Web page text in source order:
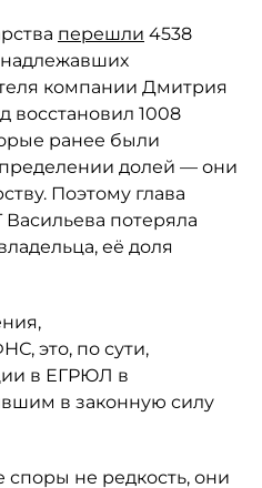
перешли 4538
компании Дмитрия
восстановил 1008
ранее были
долей — они
Поэтому глава
потеряла
её доля
это, по сути,
в ЕГРЮЛ в
в законную силу
не редкость, они